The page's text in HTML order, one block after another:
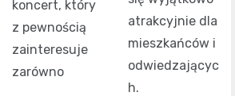
koncert, który
z pewnością
zainteresuje
zarówno
atrakcyjnie dla
mieszkańców i
odwiedzającyc
h.